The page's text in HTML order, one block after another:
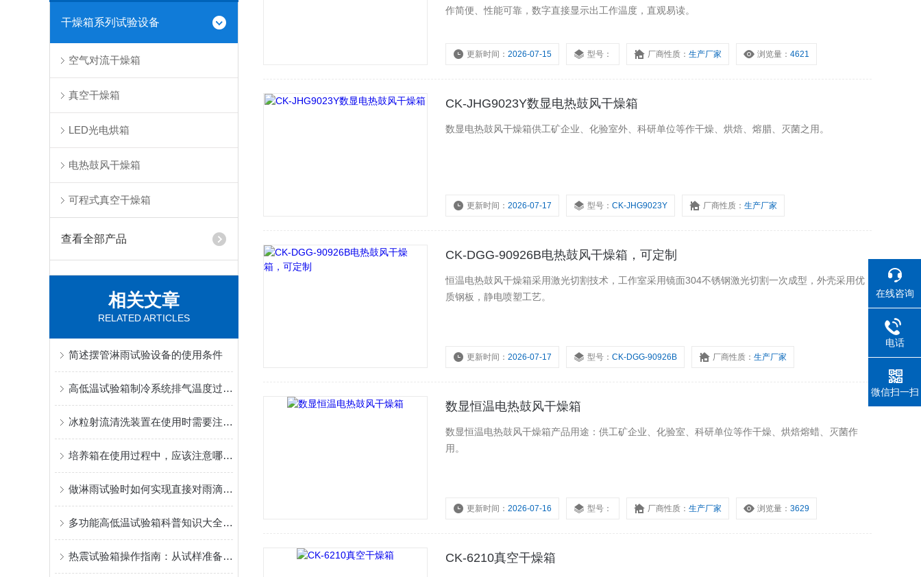
干燥箱系列试验设备
空气对流干燥箱
真空干燥箱
LED光电烘箱
电热鼓风干燥箱
可程式真空干燥箱
查看全部产品
相关文章
RELATED ARTICLES
简述摆管淋雨试验设备的使用条件
高低温试验箱制冷系统排气温度过热的原因
冰粒射流清洗装置在使用时需要注意相关的操作规范和注意事项
培养箱在使用过程中，应该注意哪些事项？
做淋雨试验时如何实现直接对雨滴怎测量呢?
多功能高低温试验箱科普知识大全，你真不一定都懂
热震试验箱操作指南：从试样准备到数据分析的全面流程
作简便、性能可靠，数字直接显示出工作温度，直观易读。
更新时间：2026-07-15 型号： 厂商性质：生产厂家 浏览量：4621
CK-JHG9023Y数显电热鼓风干燥箱
数显电热鼓风干燥箱供工矿企业、化验室外、科研单位等作干燥、烘焙、熔腊、灭菌之用。
更新时间：2026-07-17 型号：CK-JHG9023Y 厂商性质：生产厂家
CK-DGG-90926B电热鼓风干燥箱，可定制
恒温电热鼓风干燥箱采用激光切割技术，工作室采用镜面304不锈钢激光切割一次成型，外壳采用优
质钢板，静电喷塑工艺。
更新时间：2026-07-17 型号：CK-DGG-90926B 厂商性质：生产厂家
数显恒温电热鼓风干燥箱
数显恒温电热鼓风干燥箱产品用途：供工矿企业、化验室、科研单位等作干燥、烘焙熔蜡、灭菌作
用。
更新时间：2026-07-16 型号： 厂商性质：生产厂家 浏览量：3629
CK-6210真空干燥箱
在线咨询
电话
微信扫一扫